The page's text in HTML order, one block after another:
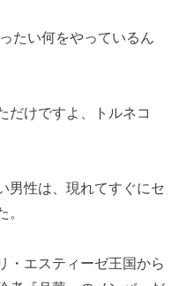
たい何をやっているん
だけですよ、トルネコ
男性は、現れてすぐにセ
。
エスティーゼ王国から